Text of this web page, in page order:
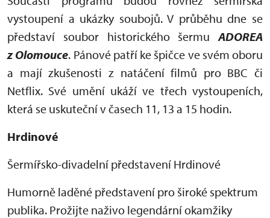
vystoupení a ukázky soubojů. V průběhu dne se
představí soubor historického šermu ADOREA
z Olomouce. Pánové patří ke špičce ve svém oboru
a mají zkušenosti z natáčení filmů pro BBC či
Netflix. Své umění ukáží ve třech vystoupeních,
která se uskuteční v časech 11, 13 a 15 hodin.
Hrdinové
Šermířsko-divadelní představení Hrdinové
Humorně laděné představení pro široké spektrum
publika. Prožijte naživo legendární okamžiky